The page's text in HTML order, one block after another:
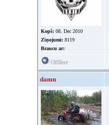
Kopš: 08. Dec 2010
Ziņojumi: 8119
Braucu ar:
Offline
damn